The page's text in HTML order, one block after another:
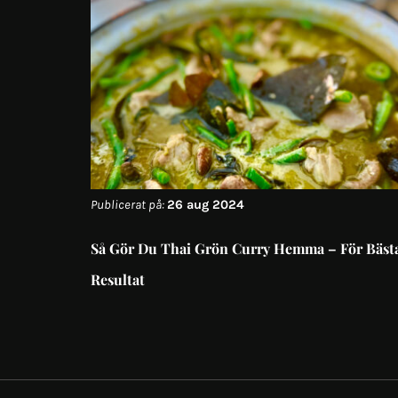
Publicerat på:26 aug 2024
Så Gör Du Thai Grön Curry Hemma – För
Resultat